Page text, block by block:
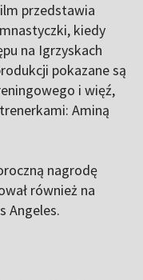
przedstawia
kiedy
na Igrzyskach
pokazane są
i więź,
Aminą
nagrodę
również na
Angeles.